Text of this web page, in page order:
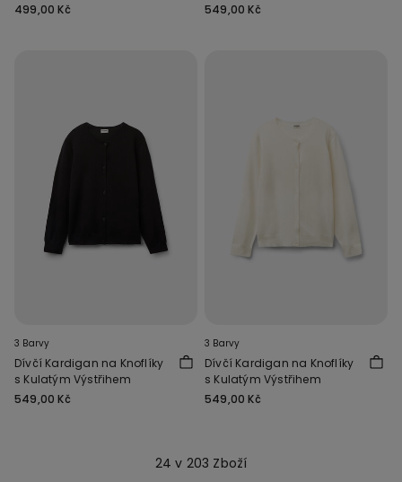
499,00 Kč
549,00 Kč
3 Barvy
Dívčí Kardigan na Knoflíky
s Kulatým Výstřihem
549,00 Kč
3 Barvy
Dívčí Kardigan na Knoflíky
s Kulatým Výstřihem
549,00 Kč
24 v 203 Zboží